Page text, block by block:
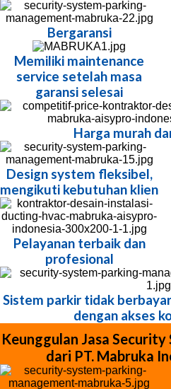
Bergaransi
Memiliki maintenance
service setelah masa
garansi selesai
Harga murah
Design system fleksibel,
mengikuti kebutuhan klien
Pelayanan terbaik dan
profesional
Sistem parkir tidak
dengan akses
Keunggulan Jasa
dari PT. Mabruka